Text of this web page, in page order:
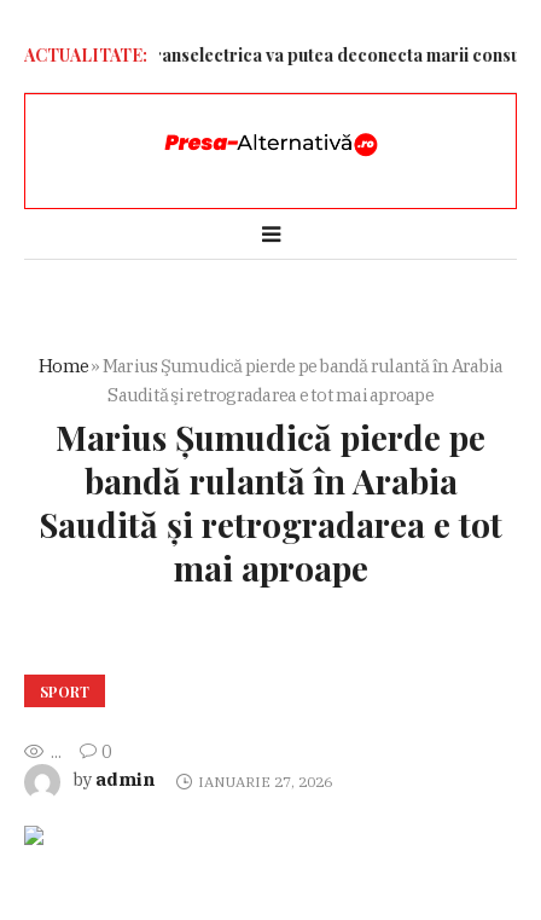
ACTUALITATE:
ploaie. Transelectrica va putea deconecta marii
Home»Marius Şumudică pierde pe bandă rulantă în Arabia
Saudită şi retrogradarea e tot mai aproape
Marius Şumudică pierde pe
bandă rulantă în Arabia
Saudită şi retrogradarea e tot
mai aproape
SPORT
...
0
by admin IANUARIE 27, 2026